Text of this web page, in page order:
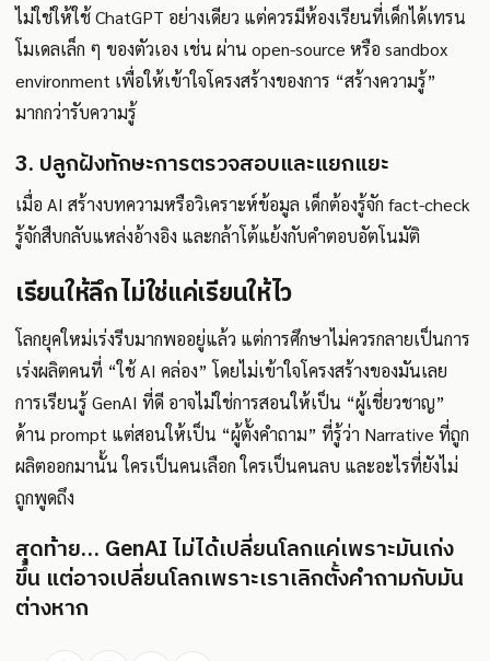
ไม่ใช่ให้ใช้ ChatGPT อย่างเดียว แต่ควรมีห้องเรียนที่เด็กได้เทรน
โมเดลเล็ก ๆ ของตัวเอง เช่น ผ่าน open-source หรือ sandbox
environment เพื่อให้เข้าใจโครงสร้างของการ “สร้างความรู้”
มากกว่ารับความรู้
3. ปลูกฝังทักษะการตรวจสอบและแยกแยะ
เมื่อ AI สร้างบทความหรือวิเคราะห์ข้อมูล เด็กต้องรู้จัก fact-check
รู้จักสืบกลับแหล่งอ้างอิง และกล้าโต้แย้งกับคำตอบอัตโนมัติ
เรียนให้ลึก ไม่ใช่แค่เรียนให้ไว
โลกยุคใหม่เร่งรีบมากพออยู่แล้ว แต่การศึกษาไม่ควรกลายเป็นการ
เร่งผลิตคนที่ “ใช้ AI คล่อง” โดยไม่เข้าใจโครงสร้างของมันเลย
การเรียนรู้ GenAI ที่ดี อาจไม่ใช่การสอนให้เป็น “ผู้เชี่ยวชาญ”
ด้าน prompt แต่สอนให้เป็น “ผู้ตั้งคำถาม” ที่รู้ว่า Narrative ที่ถูก
ผลิตออกมานั้น ใครเป็นคนเลือก ใครเป็นคนลบ และอะไรที่ยังไม่
ถูกพูดถึง
สุดท้าย… GenAI ไม่ได้เปลี่ยนโลกแค่เพราะมันเก่ง
ขึ้น แต่อาจเปลี่ยนโลกเพราะเราเลิกตั้งคำถามกับมัน
ต่างหาก